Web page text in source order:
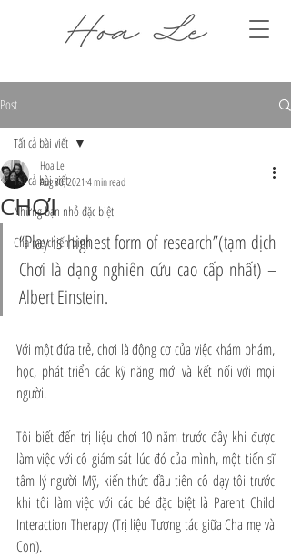
Post
Tất cả bài viết
Những bạn nhỏ đặc biệt
Cha mẹ chiến binh
Tất cả bài viết
CHƠI
Hoa Le
Aug 30, 2021 4 min read
“Play is highest form of research”(tạm dịch
Chơi là dạng nghiên cứu cao cấp nhất) –
Albert Einstein.
Với một đứa trẻ, chơi là động cơ của việc khám phám,
học, phát triển các kỹ năng mới và kết nối với mọi
người.
Tôi biết đến trị liệu chơi 10 năm trước đây khi được
làm việc với cô giám sát lúc đó của mình, một tiến sĩ
tâm lý người Mỹ, kiến thức đầu tiên cô dạy tôi trước
khi tôi làm việc với các bé đặc biệt là Parent Child
Interaction Therapy (Trị liệu Tương tác giữa Cha mẹ và
Con).